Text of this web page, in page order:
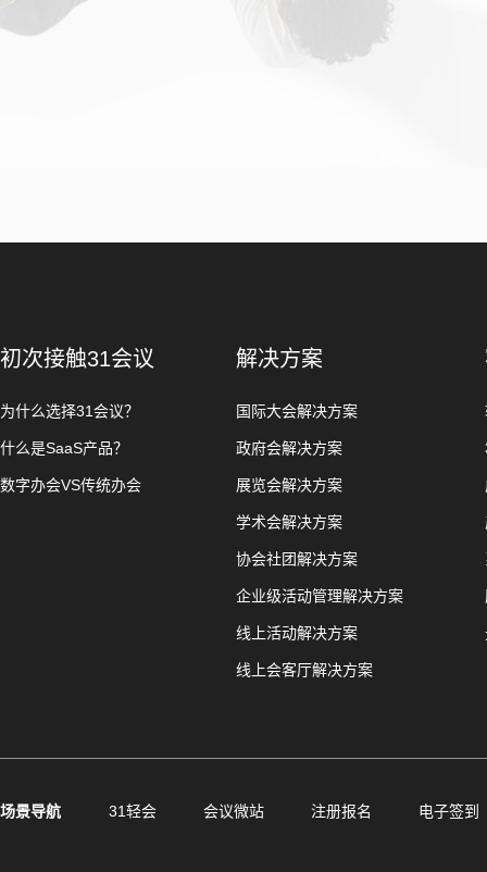
初次接触31会议
为什么选择31会议？
什么是SaaS产品？
数字办会VS传统办会
解决方案
国际大会解决方案
政府会解决方案
展览会解决方案
学术会解决方案
协会社团解决方案
企业级活动管理解决方案
线上活动解决方案
线上会客厅解决方案
场景导航 31轻会 会议微站 注册报名 电子签到